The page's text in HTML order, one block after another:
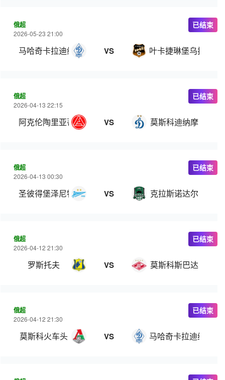
俄超
2026-05-23 21:00
马哈奇卡拉迪纳摩 VS 叶卡捷琳堡乌拉尔
已结束
俄超
2026-04-13 22:15
阿克伦陶里亚蒂 VS 莫斯科迪纳摩
已结束
俄超
2026-04-13 00:30
圣彼得堡泽尼特 VS 克拉斯诺达尔
已结束
俄超
2026-04-12 21:30
罗斯托夫 VS 莫斯科斯巴达
已结束
俄超
2026-04-12 21:30
莫斯科火车头 VS 马哈奇卡拉迪纳摩
已结束